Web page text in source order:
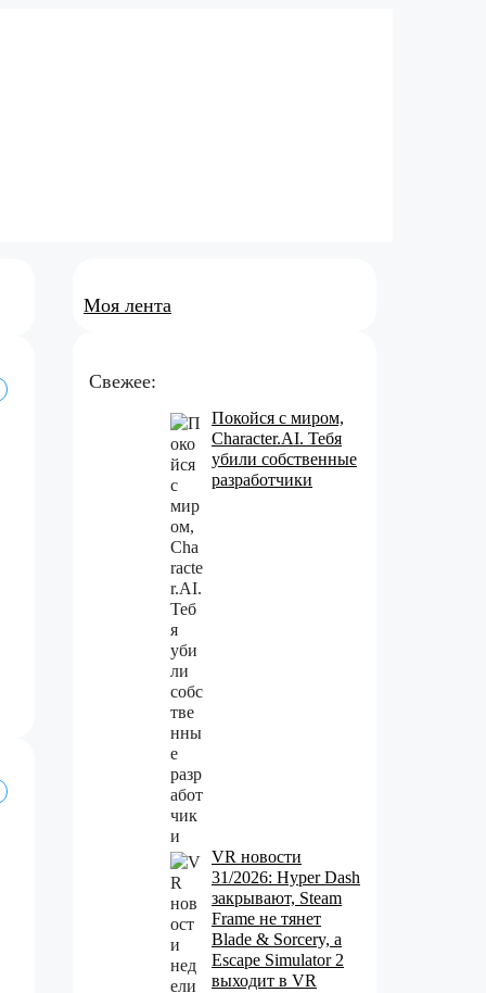
Моя лента
Свежее:
Покойся с миром,
Character.AI. Тебя
убили собственные
разработчики
VR новости
31/2026: Hyper Dash
закрывают, Steam
Frame не тянет
Blade & Sorcery, а
Escape Simulator 2
выходит в VR